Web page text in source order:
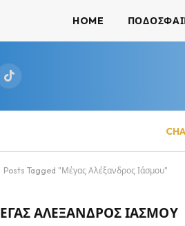
HOME
TikTok
Posts Tagged "Μέγας Αλέξανδρος Ιάσμου"
ΑΛΈΞΑΝΔΡΟΣ ΙΆΣΜΟΥ